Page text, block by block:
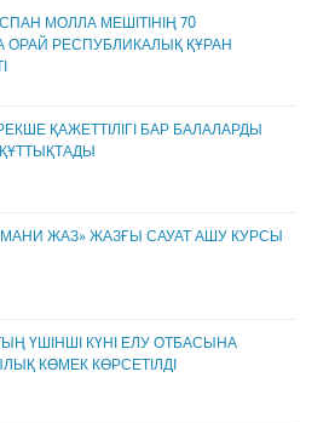
МОЛЛА МЕШІТІНІҢ 70
РЕСПУБЛИКАЛЫҚ ҚҰРАН
ҚАЖЕТТІЛІГІ БАР БАЛАЛАРДЫ
ЖАЗ» ЖАЗҒЫ САУАТ АШУ КУРСЫ
ҮШІНШІ КҮНІ ЕЛУ ОТБАСЫНА
КӨМЕК КӨРСЕТІЛДІ